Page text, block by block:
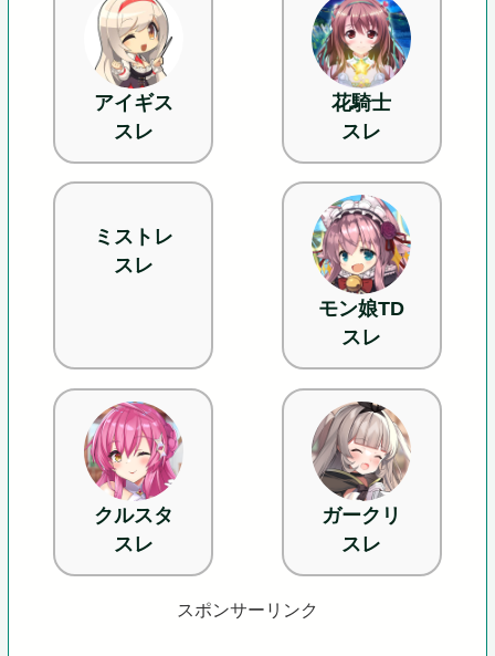
アイギス
スレ
花騎士
スレ
ミストレ
スレ
モン娘TD
スレ
クルスタ
スレ
ガークリ
スレ
スポンサーリンク